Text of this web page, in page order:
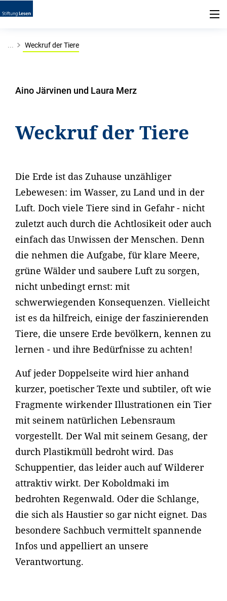
... Weckruf der Tiere
Aino Järvinen und Laura Merz
Weckruf der Tiere
Die Erde ist das Zuhause unzähliger
Lebewesen: im Wasser, zu Land und in der
Luft. Doch viele Tiere sind in Gefahr - nicht
zuletzt auch durch die Achtlosikeit oder auch
einfach das Unwissen der Menschen. Denn
die nehmen die Aufgabe, für klare Meere,
grüne Wälder und saubere Luft zu sorgen,
nicht unbedingt ernst: mit
schwerwiegenden Konsequenzen. Vielleicht
ist es da hilfreich, einige der faszinierenden
Tiere, die unsere Erde bevölkern, kennen zu
lernen - und ihre Bedürfnisse zu achten!
Auf jeder Doppelseite wird hier anhand
kurzer, poetischer Texte und subtiler, oft wie
Fragmente wirkender Illustrationen ein Tier
mit seinem natürlichen Lebensraum
vorgestellt. Der Wal mit seinem Gesang, der
durch Plastikmüll bedroht wird. Das
Schuppentier, das leider auch auf Wilderer
attraktiv wirkt. Der Koboldmaki im
bedrohten Regenwald. Oder die Schlange,
die sich als Haustier so gar nicht eignet. Das
besondere Sachbuch vermittelt spannende
Infos und appelliert an unsere
Verantwortung.